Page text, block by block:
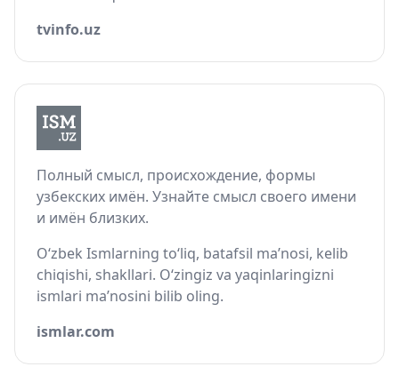
tvinfo.uz
Полный смысл, происхождение, формы
узбекских имён. Узнайте смысл своего имени
и имён близких.
O‘zbek Ismlarning to‘liq, batafsil ma’nosi, kelib
chiqishi, shakllari. O‘zingiz va yaqinlaringizni
ismlari ma’nosini bilib oling.
ismlar.com